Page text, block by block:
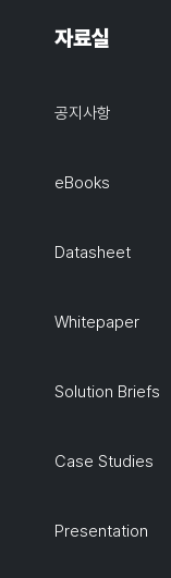
자료실
공지사항
eBooks
Datasheet
Whitepaper
Solution Briefs
Case Studies
Presentation